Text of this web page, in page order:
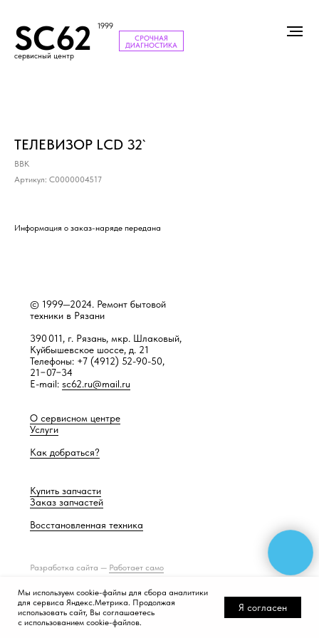
SC62 1999
сервисный центр
СРОЧНАЯ
ДИАГНОСТИКА
ТЕЛЕВИЗОР LCD 32`
BBK
Артикул: С0000004517
Информация о заказ-наряде передана
Разработка сайта — Работает само
© 1999—2024. Ремонт бытовой
техники в Рязани
390 011, г. Рязань, мкр. Шлаковый,
Куйбышевское шоссе, д. 21
Телефоны: +7 (4912) 52-90-50,
21−07−34
E-mail: sc62.ru@mail.ru
О сервисном центре
Услуги
Как добраться?
Купить запчасти
Заказ запчастей
Восстановленная техника
Мы используем cookie-файлы для сбора аналитики
для сервиса Яндекс.Метрика. Продолжая
использовать сайт, Вы соглашаетесь
с использованием cookie-файлов.
Я согласен